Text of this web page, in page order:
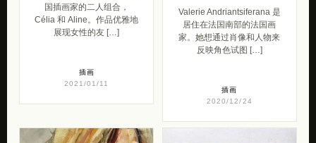
国插画家的二人组合，
Célia 和 Aline。作品优雅地
展现女性的友 […]
插画
2021/01/11
Valerie Andriantsiferana 是
居住在法国南部的法国画
家。她想通过肖像和人物来
反映角色试图 […]
插画
2020/12/24